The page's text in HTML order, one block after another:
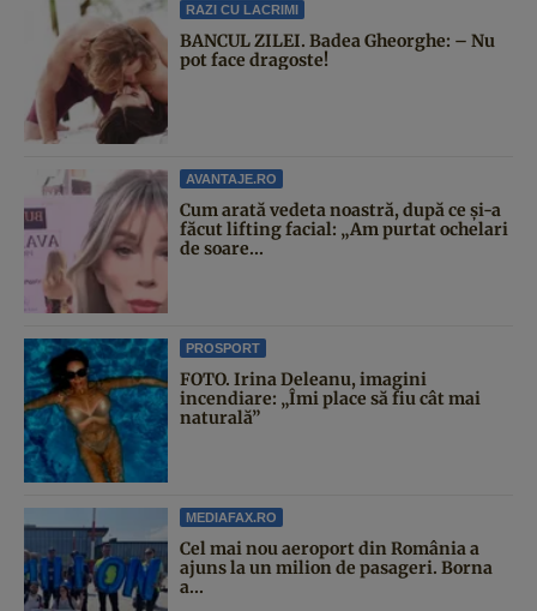
RAZI CU LACRIMI
BANCUL ZILEI. Badea Gheorghe: – Nu
pot face dragoste!
AVANTAJE.RO
Cum arată vedeta noastră, după ce și-a
făcut lifting facial: „Am purtat ochelari
de soare...
PROSPORT
FOTO. Irina Deleanu, imagini
incendiare: „Îmi place să fiu cât mai
naturală”
MEDIAFAX.RO
Cel mai nou aeroport din România a
ajuns la un milion de pasageri. Borna
a...